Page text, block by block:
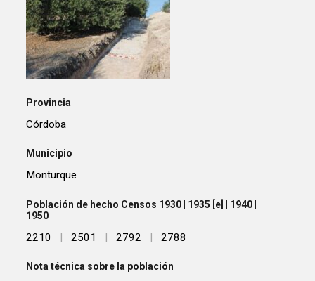
Provincia
Córdoba
Municipio
Monturque
Población de hecho Censos 1930 | 1935 [e] | 1940 |
1950
2210 | 2501 | 2792 | 2788
Nota técnica sobre la población